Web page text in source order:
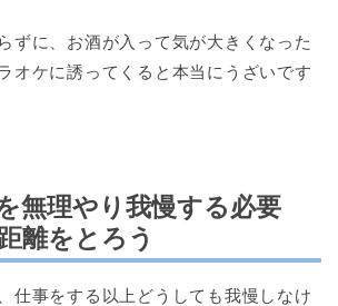
ずに、お酒が入って気が大きくなった
オケに誘ってくると本当にうざいです
無理やり我慢する必要
離をとろう
仕事をする以上どうしても我慢しなけ